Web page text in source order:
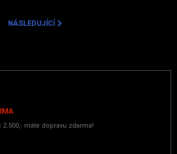
JE ZÁZNAM Z PALUBNÍ KAMERY DŮKAZ? A
DALŠÍ ČLÁNEK: OD LUHAČOVIC PO VIZOVICE
NÁSLEDUJÍCÍ
máte dopravu zdarma!